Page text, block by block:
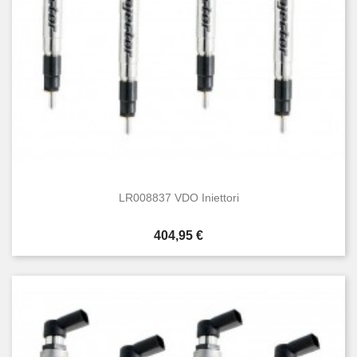
LR008837 VDO Iniettori
Prezzo
404,95 €